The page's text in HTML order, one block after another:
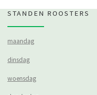
STANDEN ROOSTERS
maandag
dinsdag
woensdag